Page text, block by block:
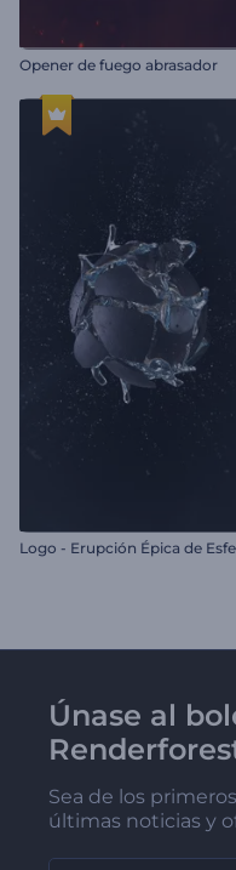
Opener de fuego abrasador
Logo - Erupción Épica de
Únase al
Sea de los
últimas noticias y